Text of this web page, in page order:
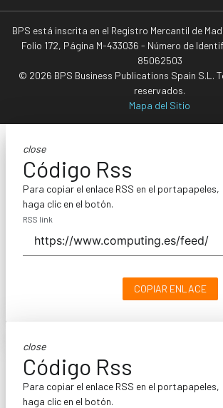
BPS está inscrita en el Registro Mercantil de
Folio 172, Página M-433036 - Número de
85062503
© 2026 BPS Business Publications Spain S.L.
reservados.
Mapa del Sitio
close
Código Rss
Para copiar el enlace RSS en el portapapeles,
haga clic en el botón.
RSS link
COPIAR ENLACE
close
Código Rss
Para copiar el enlace RSS en el portapapeles,
haga clic en el botón.